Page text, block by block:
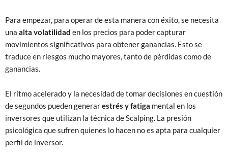
Para empezar, para operar de esta manera con éxito, se necesita
una alta volatilidad en los precios para poder capturar
movimientos significativos para obtener ganancias. Esto se
traduce en riesgos mucho mayores, tanto de pérdidas como de
ganancias.
El ritmo acelerado y la necesidad de tomar decisiones en cuestión
de segundos pueden generarestrés y fatiga mental en los
inversores que utilizan la técnica de Scalping. La presión
psicológica que sufren quienes lo hacen no es apta para cualquier
perfil de inversor.